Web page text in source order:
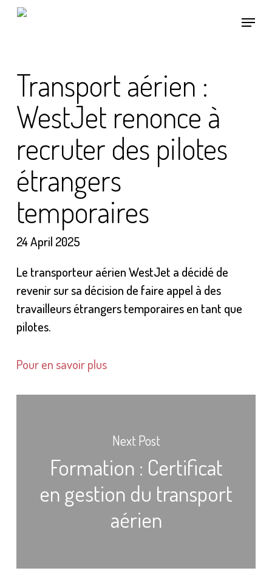
Skip
Menu
Transport aérien :
WestJet renonce à
recruter des pilotes
étrangers
temporaires
24 April 2025
Le transporteur aérien WestJet a décidé de
revenir sur sa décision de faire appel à des
travailleurs étrangers temporaires en tant que
pilotes.
Pour en savoir plus
Next Post
Formation : Certificat
en gestion du transport
aérien